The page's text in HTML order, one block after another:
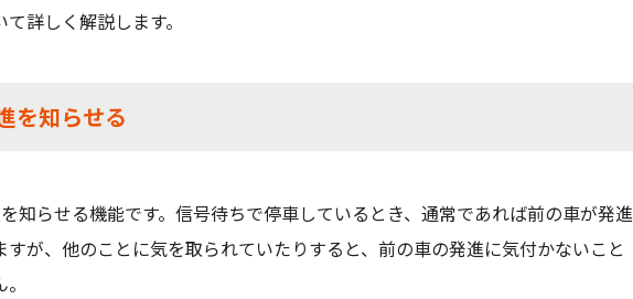
詳しく解説します。
を知らせる
知らせる機能です。信号待ちで停車しているとき、通常であれば前の車が発進
すが、他のことに気を取られていたりすると、前の車の発進に気付かないこと